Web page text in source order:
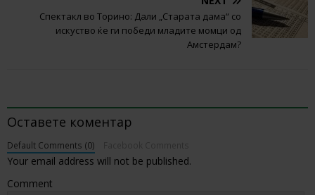
Спектакл во Торино: Дали „Старата дама“ со
искуство ќе ги победи младите момци од
Амстердам?
Оставете коментар
Default Comments (0)
Your email address will not be published.
Comment